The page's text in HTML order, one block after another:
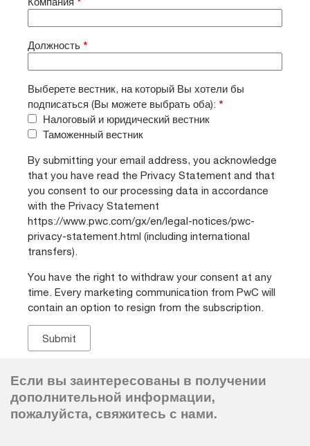
Должность *
Выберете вестник, на который Вы хотели бы
подписаться (Вы можете выбрать оба): *
Налоговый и юридический вестник
Таможенный вестник
By submitting your email address, you acknowledge
that you have read the Privacy Statement and that
you consent to our processing data in accordance
with the Privacy Statement
https://www.pwc.com/gx/en/legal-notices/pwc-
privacy-statement.html (including international
transfers).
You have the right to withdraw your consent at any
time. Every marketing communication from PwC will
contain an option to resign from the subscription.
Если вы заинтересованы в получении
дополнительной информации,
пожалуйста, свяжитесь с нами.